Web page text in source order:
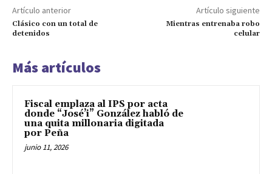
Artículo anterior
Clásico con un total de
detenidos
Artículo siguiente
Mientras entrenaba robo
celular
Más artículos
Fiscal emplaza al IPS por acta
donde “José’i” González habló de
una quita millonaria digitada
por Peña
junio 11, 2026